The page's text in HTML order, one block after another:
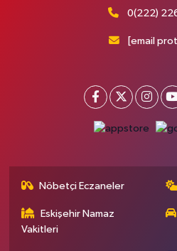
0(222)
[email
Nöbetçi Eczaneler
Eskişehir Namaz
Vakitleri